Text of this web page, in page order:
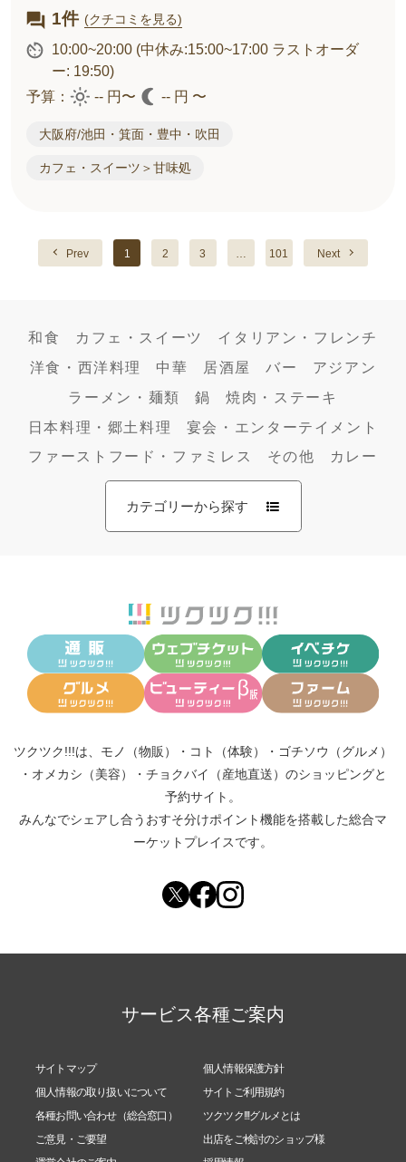
1件 (クチコミを見る)
10:00~20:00 (中休み:15:00~17:00 ラストオーダ
ー: 19:50)
予算：
-- 円〜 -- 円 〜
大阪府/池田・箕面・豊中・吹田
カフェ・スイーツ＞甘味処
Prev 1 2 3 101 Next
和食 カフェ・スイーツ
イタリアン・フレンチ
洋食・西洋料理
中華 居酒屋 バー
アジアン
ラーメン・麺類
鍋
焼肉・ステーキ
日本料理・郷土料理
宴会・エンターテイメント
ファーストフード・ファミレス
その他 カレー
カテゴリーから探す
ツクツク!!!は、 モノ（物販） ・ コト（体験） ・ ゴチソウ（グルメ）
・ オメカシ（美容） ・ チョクバイ（産地直送） のショッピングと
予約サイト。
みんなでシェアし合う おすそ分けポイント機能を搭載した総合マ
ーケットプレイスです。
サービス各種ご案内
サイトマップ
個人情報保護方針
個人情報の取り扱いについて
サイトご利用規約
各種お問い合わせ（総合窓口）
ツクツク!!!グルメとは
ご意見・ご要望
出店をご検討のショップ様